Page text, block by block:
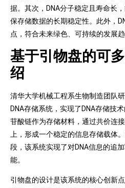
据。其次，DNA分子稳定且寿命长
保存储数据的长期稳定性。此外，
点，符合未来绿色、可持续的发展趋
基于引物盘的可
绍
清华大学机械工程系生物制造团队
DNA存储系统，实现了DNA存储技
苷酸链作为存储材料，通过共价连
上，形成一个稳定的信息存储载体
段，该系统实现了对DNA信息的追
能。
引物盘的设计是该系统的核心创新